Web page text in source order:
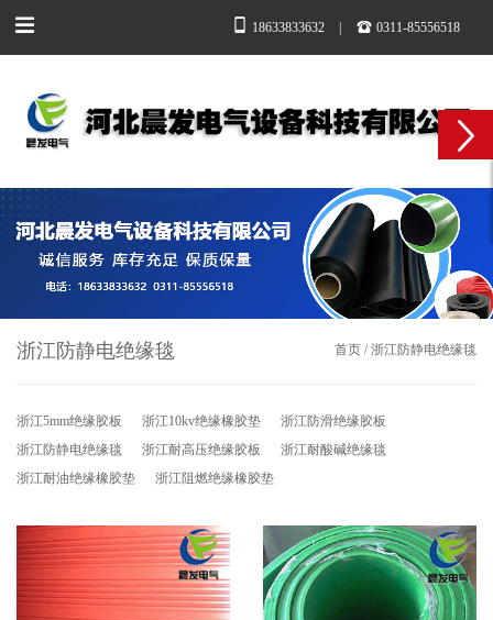
18633833632 0311-85556518
浙江防静电绝缘毯 首页 /浙江防静电绝缘毯
浙江5mm绝缘胶板 浙江10kv绝缘橡胶垫
浙江防滑绝缘胶板
浙江防静电绝缘毯
浙江耐高压绝缘胶板
浙江耐酸碱绝缘毯
浙江耐油绝缘橡胶垫
浙江阻燃绝缘橡胶垫